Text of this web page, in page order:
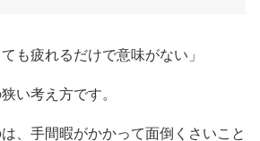
も疲れるだけで意味がない」
い考え方です。
、手間暇がかかって面倒くさいこと